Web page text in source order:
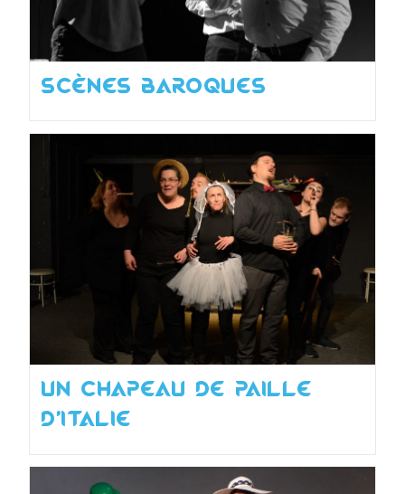
Scènes baroques
Un chapeau de paille
d’Italie